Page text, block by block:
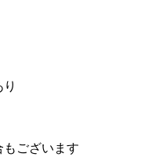
ございます